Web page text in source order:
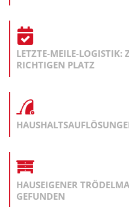
LETZTE-MEILE-LOGISTIK:
RICHTIGEN PLATZ
HAUSEIGENER
GEFUNDEN